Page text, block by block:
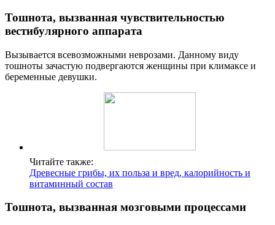
Тошнота, вызванная чувствительностью
вестибулярного аппарата
Вызывается всевозможными неврозами. Данному виду
тошноты зачастую подвергаются женщины при климаксе и
беременные девушки.
Читайте также:
Древесные грибы, их польза и вред, калорийность и
витаминный состав
Тошнота, вызванная мозговыми процессами